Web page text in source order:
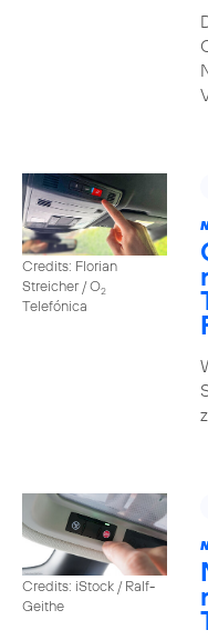
Credits: Florian
Streicher / O2
Telefónica
Credits: iStock / Ralf-
Geithe